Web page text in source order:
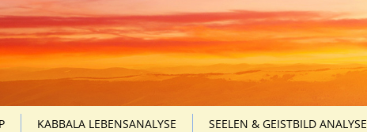
KABBALA LEBENSANALYSE SEELEN & GEISTBILD ANALYSE